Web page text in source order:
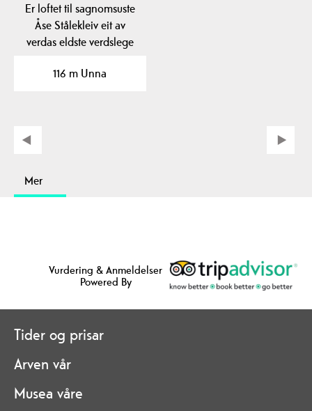
Er loftet til sagnomsuste
Åse Stålekleiv eit av
verdas eldste verdslege
116 m Unna
Mer
Vurdering & Anmeldelser
Powered By
Tider og prisar
Arven vår
Musea våre